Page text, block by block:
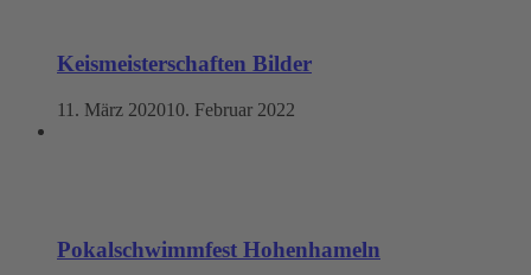
Keismeisterschaften Bilder
11. März 202010. Februar 2022
Pokalschwimmfest Hohenhameln